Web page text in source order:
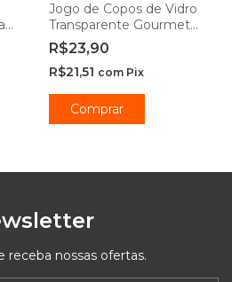
Jogo de Copos de Vidro
Transparente Gourmet
450ml - Class Home
R$23,90
R$21,51 com Pix
Comprar
receba nossas ofertas.